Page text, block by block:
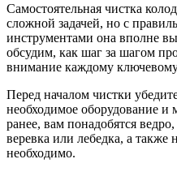
Самостоятельная чистка
сложной задачей, но с
инструментами она вполне
обсудим, как шаг за шагом
внимание каждому ключевому
Перед началом чистки
необходимое оборудование
ранее, вам понадобятся
веревка или лебедка, а также
необходимо.